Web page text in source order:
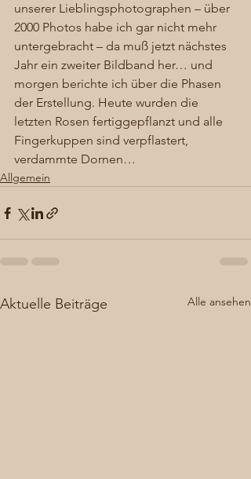
unserer Lieblingsphotographen – über
2000 Photos habe ich gar nicht mehr
untergebracht – da muß jetzt nächstes
Jahr ein zweiter Bildband her… und
morgen berichte ich über die Phasen
der Erstellung. Heute wurden die
letzten Rosen fertiggepflanzt und alle
Fingerkuppen sind verpflastert,
verdammte Dornen…
Allgemein
Aktuelle Beiträge Alle ansehen